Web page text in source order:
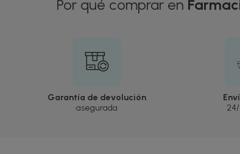
Por qué comprar en
Garantía de devolución
asegurada